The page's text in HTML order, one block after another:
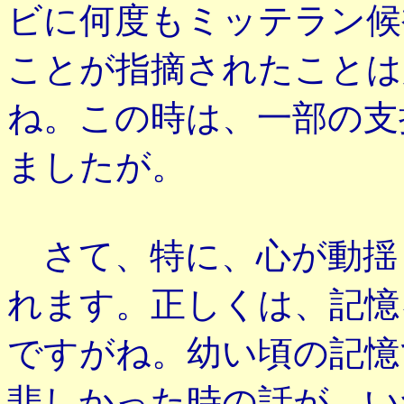
ビに何度もミッテラン
ことが指摘されたこと
ね。この時は、一部の
ましたが。
さて、特に、心が動
れます。正しくは、記
ですがね。幼い頃の記